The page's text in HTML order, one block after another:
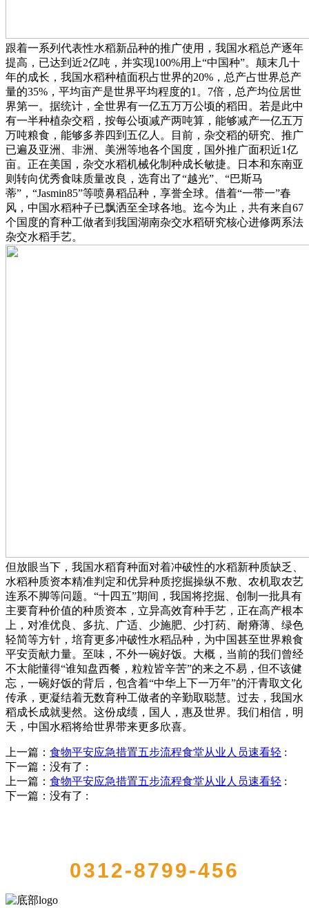
跟着一系列代表性水稻新品种的推广使用，我国水稻总产逐年
提高，已达到近2亿吨，并实现100%用上“中国种”。颠末几十
年的成长，我国水稻种植面积占世界的20%，总产占世界总产
量的35%，平均亩产是世界平均程度的1。7倍，总产均位居世
界第一。据统计，全世界有一亿五万万公顷的稻田。若是此中
有一半种植杂交稻，按每公顷减产两吨算，能够减产一亿五万
万吨粮食，能够多养四到五亿人。目前，杂交稻的研究、推广
已遍及亚洲、非洲、美洲等地各个国度，国外推广面积近1亿
亩。正在美国，杂交水稻机械化制种成长敏捷。日本和东南亚
则转向优秀食味质量改良，选育出了“越光”、“巴斯马
蒂”，“Jasmin85”等喷鼻稻品种，享誉全球。借着“一带一”春
风，中国水稻种子已飘洒至全球各地。迄今为止，共有来自67
个国度的育种工做者到我国湖南杂交水稻研究核心进修两系法
杂交水稻手艺。
但放眼当下，我国水稻育种面对着冲破性的水稻新种质缺乏、
水稻种质资本精准判定和优异种质挖掘操纵不敷、农机取农艺
连系不脚等问题。“十四五”期间，我国将挖掘、创制一批具有
主要育种价值的种质资本，立异高效育种手艺，正在高产根本
上，对准优良、多抗、广适、少施肥、少打药、耐瘠薄、绿色
轻简等方针，培育更多冲破性水稻品种，为中国甚至世界粮食
平安贡献力量。至味，不外一碗好饭。大概，当前的我们曾经
不太能懂得“谁知盘西餐，粒粒皆辛苦”的来之不易，但不该健
忘，一碗好饭的背后，包含着“中华上下一万年”的汗青取文化
传承，更凝结着无数育种工做者的辛勤取聪慧。过去，我国水
稻成长成就斐然。这份成绩，国人，惠及世界。我们相信，明
天，中国水稻将给世界带来更多欣喜。
上一篇： 食物平安应急措置五步流程食堂从业人员速看轻 :
下一篇：没有了 :
上一篇： 食物平安应急措置五步流程食堂从业人员速看轻 :
下一篇：没有了 :
0312-8799-456